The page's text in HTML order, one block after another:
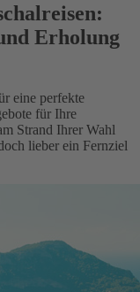
Erholung
eine perfekte
für Ihre
Strand Ihrer Wahl
lieber ein Fernziel